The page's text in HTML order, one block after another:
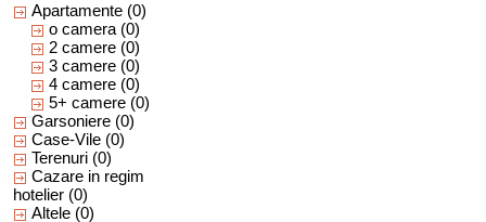
Apartamente (0)
o camera (0)
2 camere (0)
3 camere (0)
4 camere (0)
5+ camere (0)
Garsoniere (0)
Case-Vile (0)
Terenuri (0)
Cazare in regim
hotelier (0)
Altele (0)